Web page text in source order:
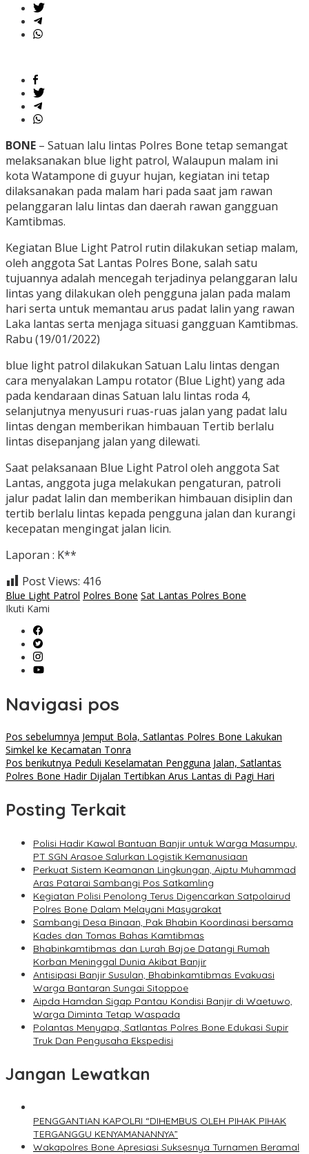
BONE – Satuan lalu lintas Polres Bone tetap semangat
melaksanakan blue light patrol, Walaupun malam ini
kota Watampone di guyur hujan, kegiatan ini tetap
dilaksanakan pada malam hari pada saat jam rawan
pelanggaran lalu lintas dan daerah rawan gangguan
Kamtibmas.
Kegiatan Blue Light Patrol rutin dilakukan setiap malam,
oleh anggota Sat Lantas Polres Bone, salah satu
tujuannya adalah mencegah terjadinya pelanggaran lalu
lintas yang dilakukan oleh pengguna jalan pada malam
hari serta untuk memantau arus padat lalin yang rawan
Laka lantas serta menjaga situasi gangguan Kamtibmas.
Rabu (19/01/2022)
blue light patrol dilakukan Satuan Lalu lintas dengan
cara menyalakan Lampu rotator (Blue Light) yang ada
pada kendaraan dinas Satuan lalu lintas roda 4,
selanjutnya menyusuri ruas-ruas jalan yang padat lalu
lintas dengan memberikan himbauan Tertib berlalu
lintas disepanjang jalan yang dilewati.
Saat pelaksanaan Blue Light Patrol oleh anggota Sat
Lantas, anggota juga melakukan pengaturan, patroli
jalur padat lalin dan memberikan himbauan disiplin dan
tertib berlalu lintas kepada pengguna jalan dan kurangi
kecepatan mengingat jalan licin.
Laporan : K**
Post Views: 416
Blue Light Patrol Polres Bone Sat Lantas Polres Bone
Ikuti Kami
Navigasi pos
Pos sebelumnya Jemput Bola, Satlantas Polres Bone Lakukan
Simkel ke Kecamatan Tonra
Pos berikutnya Peduli Keselamatan Pengguna Jalan, Satlantas
Polres Bone Hadir Dijalan Tertibkan Arus Lantas di Pagi Hari
Posting Terkait
Polisi Hadir Kawal Bantuan Banjir untuk Warga Masumpu,
PT SGN Arasoe Salurkan Logistik Kemanusiaan
Perkuat Sistem Keamanan Lingkungan, Aiptu Muhammad
Aras Patarai Sambangi Pos Satkamling
Kegiatan Polisi Penolong Terus Digencarkan Satpolairud
Polres Bone Dalam Melayani Masyarakat
Sambangi Desa Binaan, Pak Bhabin Koordinasi bersama
Kades dan Tomas Bahas Kamtibmas
Bhabinkamtibmas dan Lurah Bajoe Datangi Rumah
Korban Meninggal Dunia Akibat Banjir
Antisipasi Banjir Susulan, Bhabinkamtibmas Evakuasi
Warga Bantaran Sungai Sitoppoe
Aipda Hamdan Sigap Pantau Kondisi Banjir di Waetuwo,
Warga Diminta Tetap Waspada
Polantas Menyapa, Satlantas Polres Bone Edukasi Supir
Truk Dan Pengusaha Ekspedisi
Jangan Lewatkan
PENGGANTIAN KAPOLRI “DIHEMBUS OLEH PIHAK PIHAK
TERGANGGU KENYAMANANNYA”
Wakapolres Bone Apresiasi Suksesnya Turnamen Beramal